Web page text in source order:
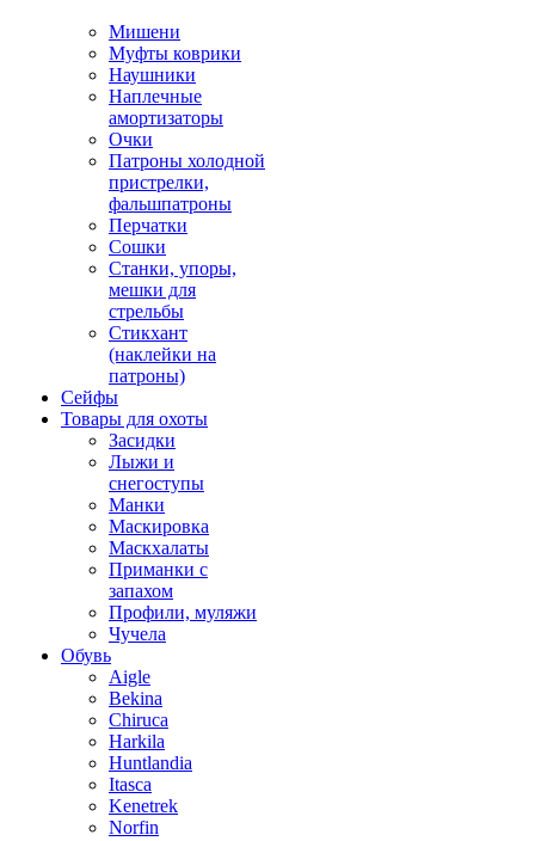
Мишени
Муфты коврики
Наушники
Наплечные
амортизаторы
Очки
Патроны холодной
пристрелки,
фальшпатроны
Перчатки
Сошки
Станки, упоры,
мешки для
стрельбы
Стикхант
(наклейки на
патроны)
Сейфы
Товары для охоты
Засидки
Лыжи и
снегоступы
Манки
Маскировка
Маскхалаты
Приманки с
запахом
Профили, муляжи
Чучела
Обувь
Aigle
Bekina
Chiruсa
Harkila
Huntlandia
Itasca
Kenetrek
Norfin